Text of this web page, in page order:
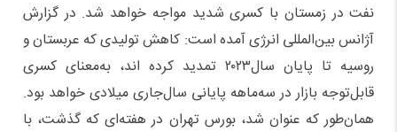
نفت در زمستان با کسری شدید مواجه خواهد شد. در گزارش
آژانس بین‌المللی انرژی آمده است: کاهش تولیدی که عربستان و
روسیه تا پایان سال‌۲۰۲۳ تمدید کرده اند، به‌معنای کسری
قابل‌توجه بازار در سه‌ماهه پایانی سال‌جاری میلادی خواهد بود.
همان‌طور که عنوان شد، بورس تهران در هفته‌ای که گذشت، با